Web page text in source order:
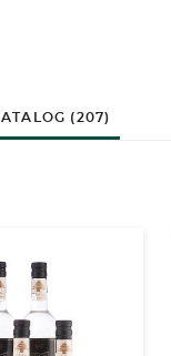
(207)